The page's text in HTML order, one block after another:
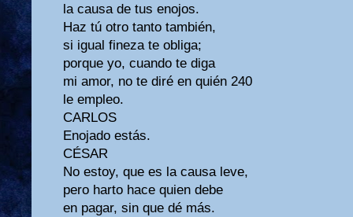
la causa de tus enojos.
Haz tú otro tanto también,
si igual fineza te obliga;
porque yo, cuando te diga
mi amor, no te diré en quién 240
le empleo.
CARLOS
Enojado estás.
CÉSAR
No estoy, que es la causa leve,
pero harto hace quien debe
en pagar, sin que dé más.